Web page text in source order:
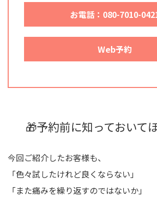
お電話：080-7010-
Web予約
🎁予約前に知っておいて
今回ご紹介したお客様も、
「色々試したけれど良くならない」
「また痛みを繰り返すのではないか」